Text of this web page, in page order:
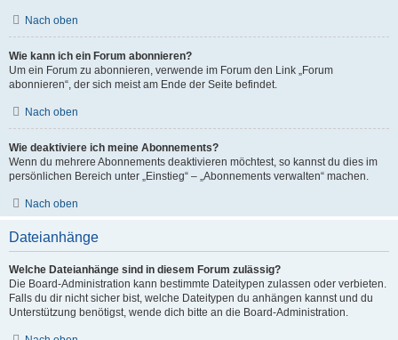
Nach oben
Wie kann ich ein Forum abonnieren?
Um ein Forum zu abonnieren, verwende im Forum den Link „Forum
abonnieren“, der sich meist am Ende der Seite befindet.
Nach oben
Wie deaktiviere ich meine Abonnements?
Wenn du mehrere Abonnements deaktivieren möchtest, so kannst du dies im
persönlichen Bereich unter „Einstieg“ – „Abonnements verwalten“ machen.
Nach oben
Dateianhänge
Welche Dateianhänge sind in diesem Forum zulässig?
Die Board-Administration kann bestimmte Dateitypen zulassen oder verbieten.
Falls du dir nicht sicher bist, welche Dateitypen du anhängen kannst und du
Unterstützung benötigst, wende dich bitte an die Board-Administration.